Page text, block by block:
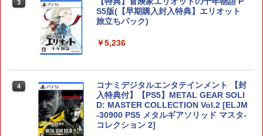
3
Switch2 保護フィルム スイッチ2 保護フ
ィルム switch2 フィルム Switch2 ガラ
スフィルム スイッチ2 フィルム ガイド
アクセサリー Nintendo Switch2 ケース
￥1,000
【特典】ドラゴンクエストモンスターズ
3
S5版(【早期購入封入特典】エリオット
旅立ちパック)
￥5,236
4
コナミデジタルエンタテインメント 【封
入特典付】【PS5】METAL GEAR SOLI
D: MASTER COLLECTION Vol.2 [ELJM
-30900 PS5 メタルギアソリッド マスタ-
コレクション 2]